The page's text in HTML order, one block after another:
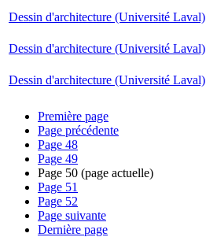
Dessin d'architecture (Université Laval)
Dessin d'architecture (Université Laval)
Dessin d'architecture (Université Laval)
Première page
Page précédente
Page 48
Page 49
Page 50 (page actuelle)
Page 51
Page 52
Page suivante
Dernière page